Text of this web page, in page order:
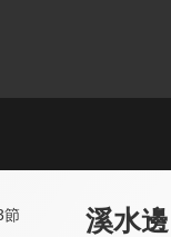
溪水邊